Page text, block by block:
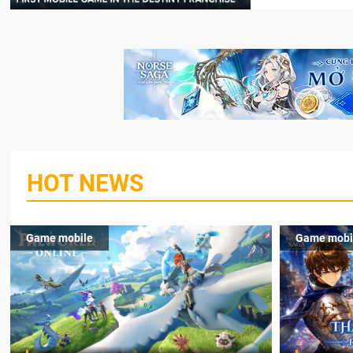
HOT NEWS
Game mobile Game